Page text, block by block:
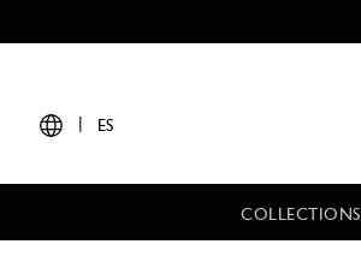
ES
COLLECTIONS